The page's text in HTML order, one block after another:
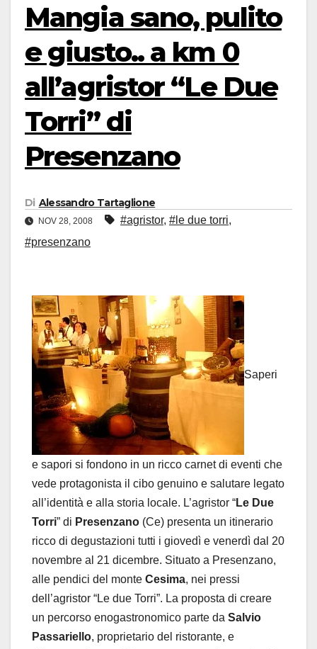
Mangia sano, pulito
e giusto.. a km 0
all’agristor “Le Due
Torri” di
Presenzano
Di Alessandro Tartaglione
NOV 28, 2008 #agristor, #le due torri,
#presenzano
Saperi
e sapori si fondono in un ricco carnet di eventi che
vede protagonista il cibo genuino e salutare legato
all’identità e alla storia locale. L’agristor “Le Due
Torri” di Presenzano (Ce) presenta un itinerario
ricco di degustazioni tutti i giovedì e venerdì dal 20
novembre al 21 dicembre. Situato a Presenzano,
alle pendici del monte Cesima, nei pressi
dell’agristor “Le due Torri”. La proposta di creare
un percorso enogastronomico parte da Salvio
Passariello, proprietario del ristorante, e